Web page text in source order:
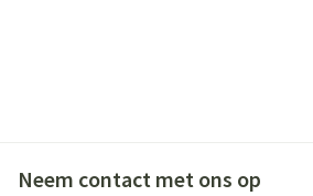
Neem contact met ons op